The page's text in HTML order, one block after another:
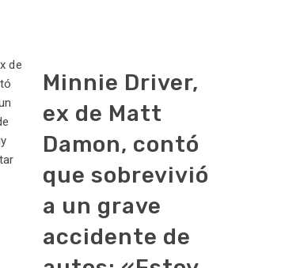
Minnie Driver,
ex de Matt
Damon, contó
que sobrevivió
a un grave
accidente de